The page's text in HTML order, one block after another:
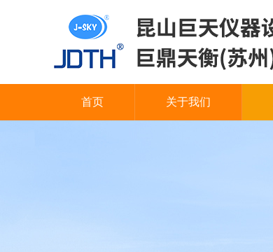
首页 关于我们